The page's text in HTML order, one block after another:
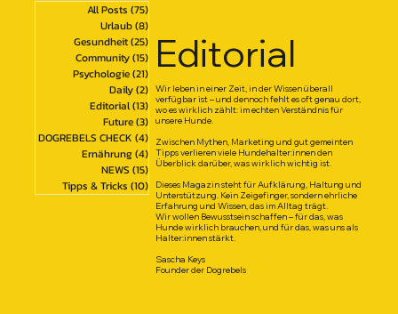
All Posts (75)
Urlaub(8)
Gesundheit(25) 25 Beiträge
Community(15) 15 Beiträge
Psychologie(21)
Daily(2) 2 Beiträge
Editorial(13) 13 Beiträge
Future(3) 3 Beiträge
DOGREBELS CHECK (4) 4 Beiträge
Ernährung(4) 4 Beiträge
NEWS (15) 15 Beiträge
Tipps & Tricks (10) 10 Beiträge
Editorial
Wir leben in einer Zeit, in der Wissen überall
verfügbar ist – und dennoch fehlt es oft genau dort,
wo es wirklich zählt: im echten Verständnis für
unsere Hunde.
Zwischen Mythen, Marketing und gut gemeinten
Tipps verlieren viele Hundehalter:innen den
Überblick darüber, was wirklich wichtig ist.
Dieses Magazin steht für Aufklärung, Haltung und
Unterstützung. Kein Zeigefinger, sondern ehrliche
Erfahrung und Wissen, das im Alltag trägt.
Wir wollen Bewusstsein schaffen – für das, was
Hunde wirklich brauchen, und für das, was uns als
Halter:innen stärkt.
Sascha Keys
Founder der Dogrebels